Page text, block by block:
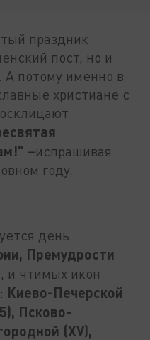
праздник
пост, но и
А потому именно в
христиане с
–испрашивая
году.
день
Премудрости
, и чтимых икон
Киево-Печерской
Псково-
(XV),